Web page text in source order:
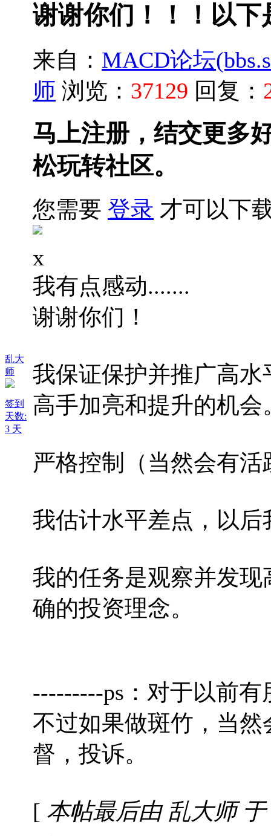
乱大
师
签到
天数:
3 天
谢谢你们！！！以
来自： MACD论坛
师 浏览： 37129 回复：
马上注册，结交更多
松玩转社区。
您需要 登录 才可以下
x
我有点感动.......
谢谢你们！
我保证保护并推广高
高手加亮和提升的机会
严格控制（当然会有
我估计水平差点，以
我的任务是观察并发
确的投资理念。
---------ps：对于以前
不过如果做斑竹，当
督，投诉。
[ 本帖最后由 乱大师